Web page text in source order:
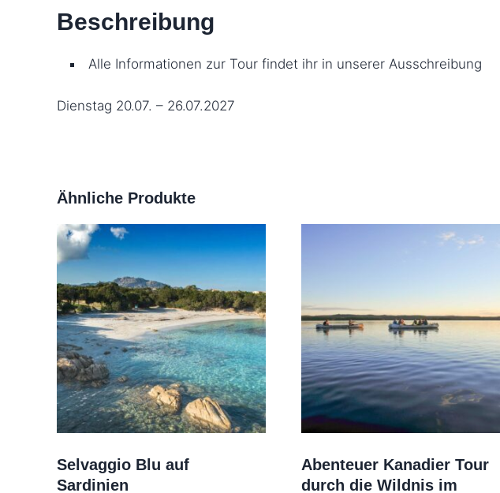
Beschreibung
Alle Informationen zur Tour findet ihr in unserer Ausschreibung
Dienstag 20.07. – 26.07.2027
Ähnliche Produkte
Selvaggio Blu auf
Sardinien
Abenteuer Kanadier Tour
durch die Wildnis im